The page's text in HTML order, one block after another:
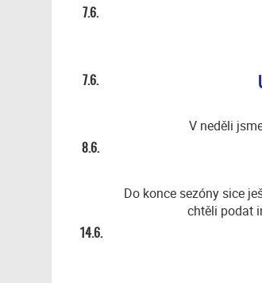
7.6.
7.6.
V neděli
8.6.
Do konce sezóny sice
chtěli podat
14.6.